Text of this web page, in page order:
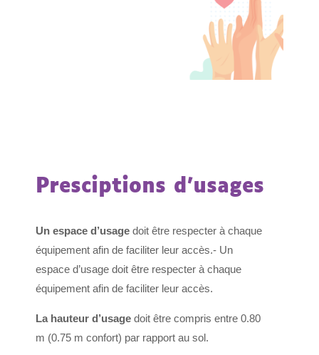
Presciptions d’usages
Un espace d’usage doit être respecter à chaque
équipement afin de faciliter leur accès.- Un
espace d’usage doit être respecter à chaque
équipement afin de faciliter leur accès.
La hauteur d’usage doit être compris entre 0.80
m (0.75 m confort) par rapport au sol.